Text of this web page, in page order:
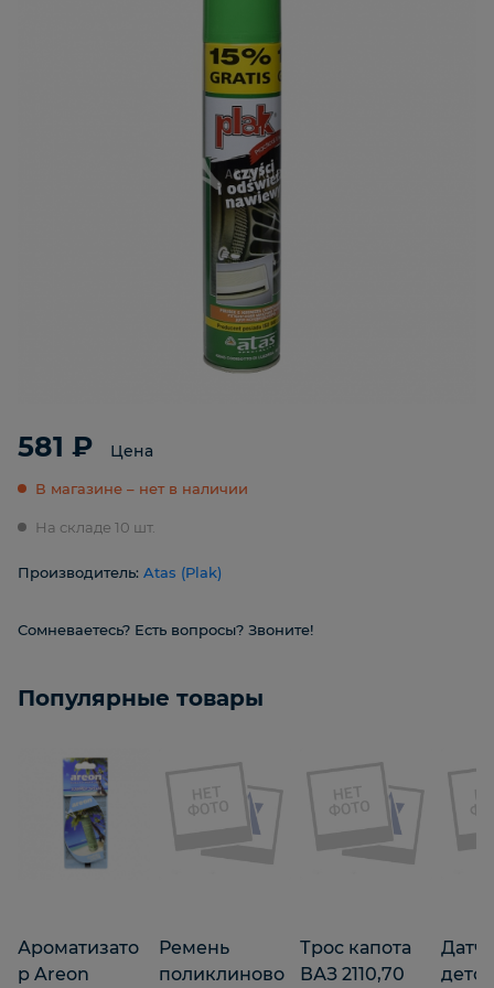
581 ₽ Цена
В магазине – нет в наличии
На складе 10 шт.
Производитель: Atas (Plak)
Сомневаетесь? Есть вопросы? Звоните!
Популярные товары
Ароматизато
р Areon
Ремень
поликлиново
Трос капота
ВАЗ 2110,70